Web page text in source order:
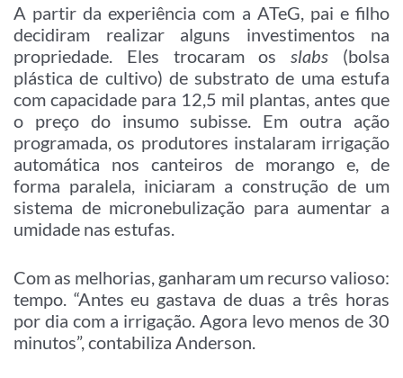
A partir da experiência com a ATeG, pai e filho
decidiram realizar alguns investimentos na
propriedade. Eles trocaram os slabs (bolsa
plástica de cultivo) de substrato de uma estufa
com capacidade para 12,5 mil plantas, antes que
o preço do insumo subisse. Em outra ação
programada, os produtores instalaram irrigação
automática nos canteiros de morango e, de
forma paralela, iniciaram a construção de um
sistema de micronebulização para aumentar a
umidade nas estufas.
Com as melhorias, ganharam um recurso valioso:
tempo. “Antes eu gastava de duas a três horas
por dia com a irrigação. Agora levo menos de 30
minutos”, contabiliza Anderson.